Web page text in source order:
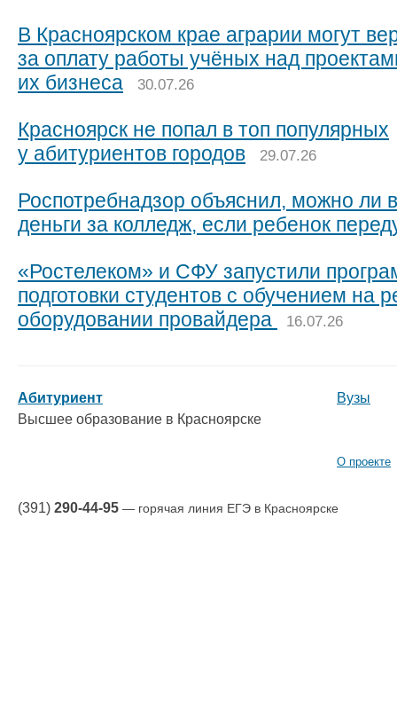
В Красноярском крае аграрии могут
за оплату работы учёных над
их бизнеса
30.07.26
Красноярск не попал в топ популярных
у абитуриентов городов
29.07.26
Роспотребнадзор объяснил, можно ли
деньги за колледж, если ребенок
«Ростелеком» и СФУ запустили
подготовки студентов с обучением на
оборудовании провайдера
16.07.26
Абитуриент
Высшее образование в Красноярске
Вузы
О проекте
(391) 290-44-95 — горячая линия ЕГЭ в Красноярске